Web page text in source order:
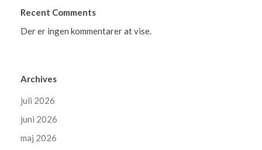
Recent Comments
Der er ingen kommentarer at vise.
Archives
juli 2026
juni 2026
maj 2026